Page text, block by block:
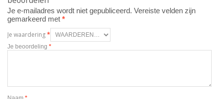
Je e-mailadres wordt niet gepubliceerd. Vereiste velden zijn
gemarkeerd met *
Je waardering*
Je beoordeling *